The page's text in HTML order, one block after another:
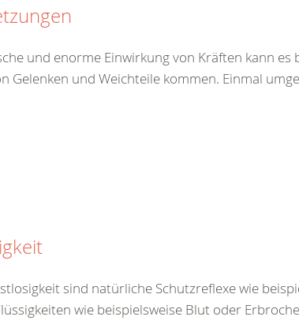
und enorme Einwirkung von Kräften kann es
Gelenken und Weichteile kommen. Einmal
sind natürliche Schutzreflexe wie
wie beispielsweise Blut oder